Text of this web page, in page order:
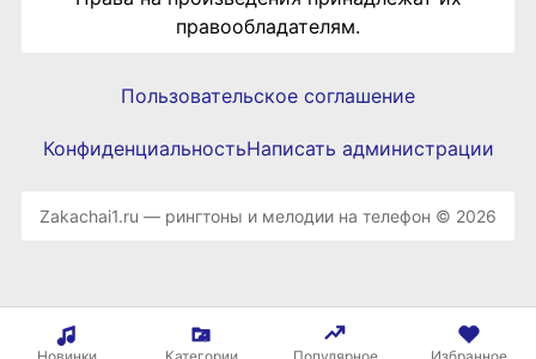
правообладателям.
Пользовательское соглашение
КонфиденциальностьНаписать администрации
Zakachai1.ru — рингтоны и мелодии на телефон © 2026